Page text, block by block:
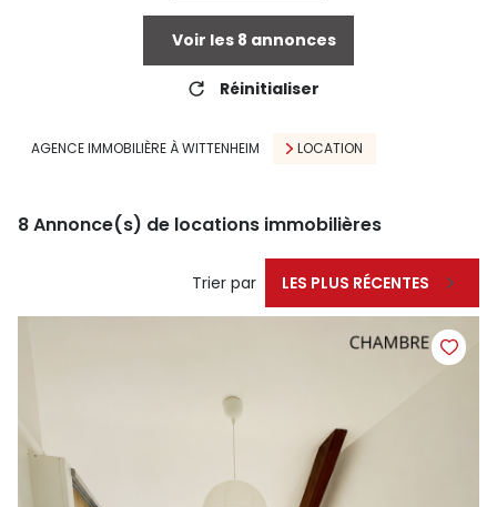
Voir les 8 annonces
Réinitialiser
AGENCE IMMOBILIÈRE À WITTENHEIM LOCATION
8Annonce(s) de locations immobilières
Trier par LES PLUS RÉCENTES